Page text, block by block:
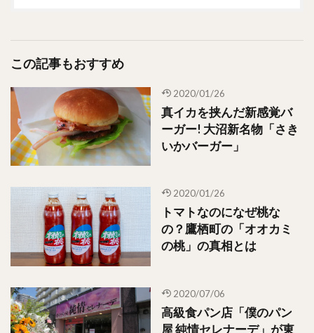
この記事もおすすめ
2020/01/26
真イカを挟んだ新感覚バ
ーガー! 大沼新名物「さき
いかバーガー」
2020/01/26
トマトなのになぜ桃な
の？鷹栖町の「オオカミ
の桃」の真相とは
2020/07/06
高級食パン店「僕のパン
屋 純情セレナーデ」が東